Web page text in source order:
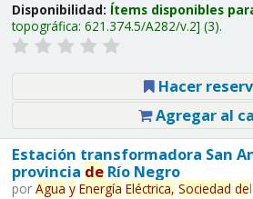
Disponibilidad: Ítems disponibles
topográfica: 621.374.5/A282/v.2 (3).
Hacer
Agregar al
Estación transformadora San
provincia deRío Negro
por Agua y Energía Eléctrica, Sociedad del